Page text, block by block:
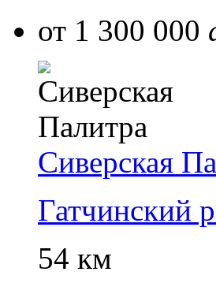
от 1 300 000
Сиверская
Гатчинский
54 км